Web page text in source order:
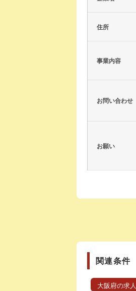
住所
事業内容
お問い合わせ
お願い
関連条件
大阪府の求人